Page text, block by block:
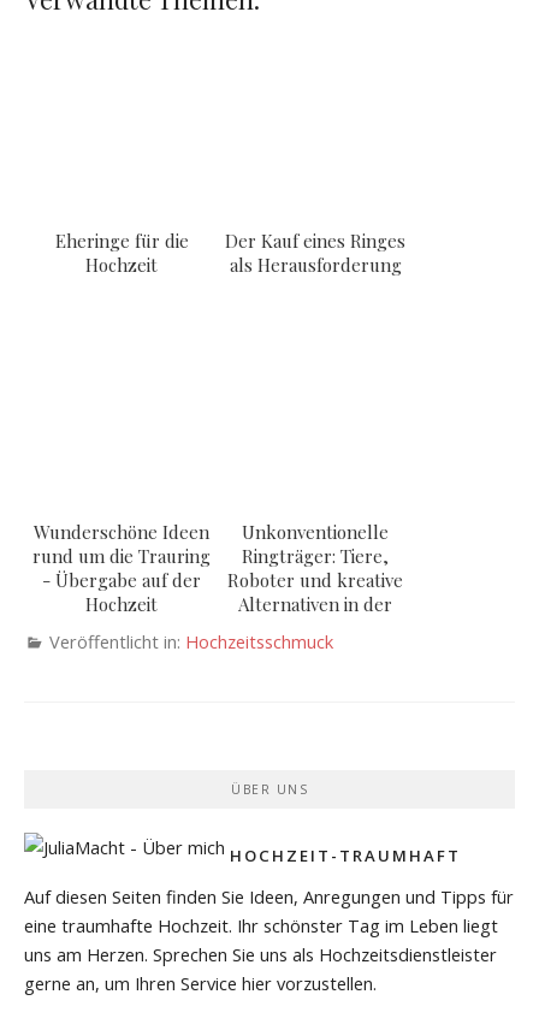
Eheringe für die
Hochzeit
Der Kauf eines Ringes
als Herausforderung
Wunderschöne Ideen
rund um die Trauring
- Übergabe auf der
Hochzeit
Unkonventionelle
Ringträger: Tiere,
Roboter und kreative
Alternativen in der
Hochzeitskultu...
Veröffentlicht in: Hochzeitsschmuck
ÜBER UNS
HOCHZEIT-TRAUMHAFT
Auf diesen Seiten finden Sie Ideen, Anregungen und Tipps für
eine traumhafte Hochzeit. Ihr schönster Tag im Leben liegt
uns am Herzen. Sprechen Sie uns als Hochzeitsdienstleister
gerne an, um Ihren Service hier vorzustellen.